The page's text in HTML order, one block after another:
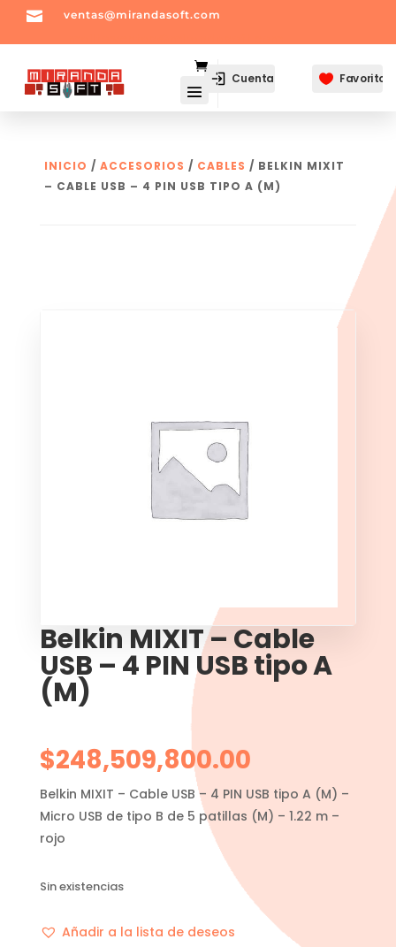
 ventas@mirandasoft.com
Cuenta  Favoritos
INICIO / ACCESORIOS / CABLES / BELKIN MIXIT
– CABLE USB – 4 PIN USB TIPO A (M)
Belkin MIXIT – Cable
USB – 4 PIN USB tipo A
(M)
$248,509,800.00
Belkin MIXIT – Cable USB – 4 PIN USB tipo A (M) –
Micro USB de tipo B de 5 patillas (M) – 1.22 m –
rojo
Sin existencias
Añadir a la lista de deseos